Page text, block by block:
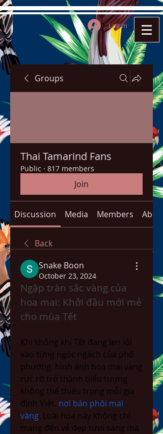
Log In
Groups
Thai Tamarind Fans
Public · 817 members
Join
Discussion Media Members About
Back
Snake Boon
October 23, 2024
Ngập tràn sắc vàng của
hoa mai: Khởi đầu mới mẻ
cho mùa Tết
Khi không khí Tết đang len lỏi
vào từng ngóc ngách của phố
phường, hình ảnh hoa mai vàng
rực rỡ trở thành biểu tượng
không thể thiếu trong mỗi gia
đình Việt. nơi bán phôi mai
vàng. Loài hoa này không chỉ
mang đến vẻ đẹp tươi sáng mà